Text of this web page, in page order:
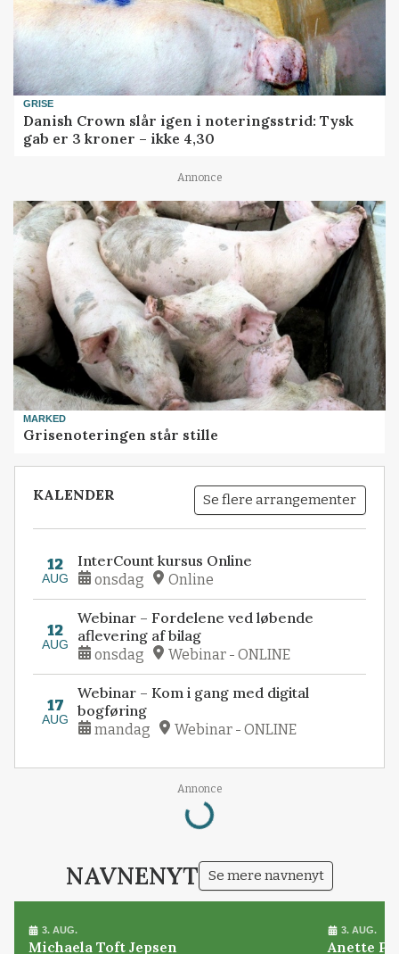
GRISE
Danish Crown slår igen i noteringsstrid: Tysk
gab er 3 kroner – ikke 4,30
Annonce
MARKED
Grisenoteringen står stille
KALENDER Se flere arrangementer
12
AUG
InterCount kursus Online
onsdag Online
12
AUG
Webinar – Fordelene ved løbende
aflevering af bilag
onsdag Webinar - ONLINE
17
AUG
Webinar – Kom i gang med digital
bogføring
mandag Webinar - ONLINE
Annonce
Loading...
NAVNENYT Se mere navnenyt
3. AUG.
Michaela Toft Jepsen
3. AUG.
Anette